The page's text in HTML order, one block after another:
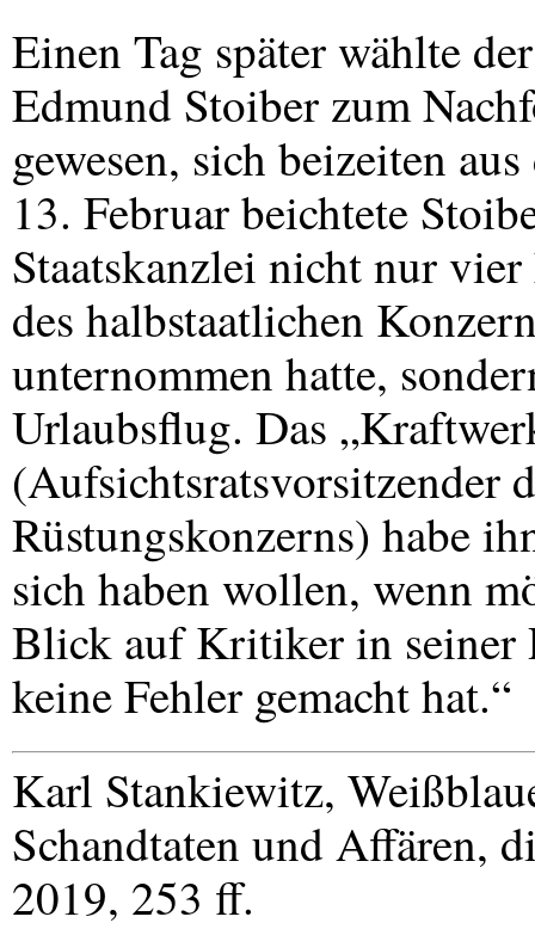
Einen Tag später wählte
Edmund Stoiber zum
gewesen, sich beizeiten
13. Februar beichtete
Staatskanzlei nicht nur
des halbstaatlichen
unternommen hatte,
Urlaubsflug. Das
(Aufsichtsratsvorsitzender
Rüstungskonzerns) habe
sich haben wollen, wenn
Blick auf Kritiker in seiner
keine Fehler gemacht hat.“
Karl Stankiewitz,
Schandtaten und Affären,
2019, 253 ff.